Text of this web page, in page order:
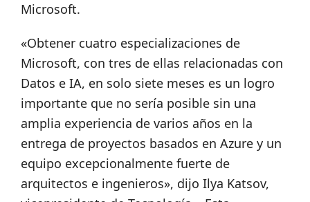
Microsoft.
«Obtener cuatro especializaciones de
Microsoft, con tres de ellas relacionadas con
Datos e IA, en solo siete meses es un logro
importante que no sería posible sin una
amplia experiencia de varios años en la
entrega de proyectos basados en Azure y un
equipo excepcionalmente fuerte de
arquitectos e ingenieros», dijo Ilya Katsov,